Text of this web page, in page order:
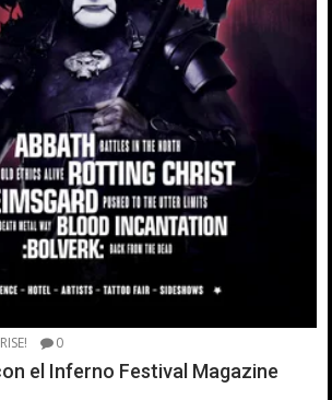
RISE! 0
el Inferno Festival Magazine